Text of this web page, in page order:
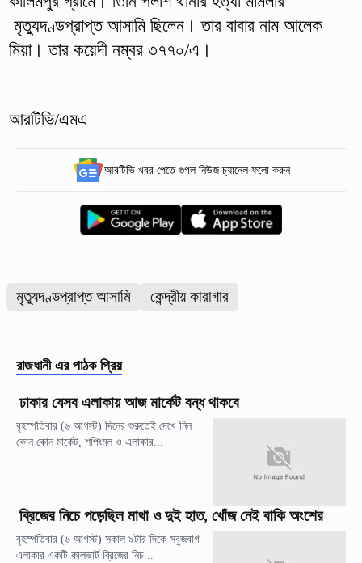
মৃত্যুদণ্ডপ্রাপ্ত আসামি ছিলেন। তার বাবার নাম আলেক
মিয়া। তার কয়েদী নম্বর ৩৭৭০/এ।
আরটিভি/এমএ
আরটিভি খবর পেতে গুগল নিউজ চ্যানেল ফলো করুন
মৃত্যুদণ্ডপ্রাপ্ত আসামি কেন্দ্রীয় কারাগার
রাজধানী এর পাঠক প্রিয়
ঢাকার যেসব এলাকায় আজ মার্কেট বন্ধ থাকবে
বৃহস্পতিবার (৬ আগস্ট) দিনের শুরুতেই দেখে নিন
কোন কোন মার্কেট, শপিংমল ও এলাকার...
ব্রিজের নিচে পড়েছিল মাথা ও দুই হাত, খোঁজ নেই বাকি অংশের
বৃহস্পতিবার (৬ আগস্ট) সকাল ৯টার দিকে সবুজবাগ
এলাকার একটি কালভার্ট ব্রিজের নিচ...